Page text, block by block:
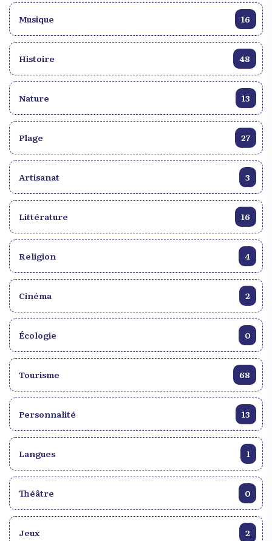
littéraire, etc., en constituent le cœur et contribuent
Musique 16
Histoire 48
Nature 13
Plage 27
Artisanat 3
Littérature 16
Religion 4
Cinéma 2
Écologie 0
Tourisme 68
Personnalité 13
Langues 1
Théâtre 0
Jeux 2